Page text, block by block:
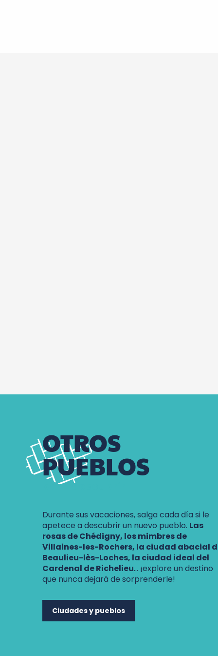
OTROS
PUEBLOS
para descubrir
Durante sus vacaciones, salga cada día si le
apetece a descubrir un nuevo pueblo. Las
rosas de Chédigny, los mimbres de
Villaines-les-Rochers, la ciudad abacial
Beaulieu-lès-Loches, la ciudad ideal del
Cardenal de Richelieu… ¡explore un destino
que nunca dejará de sorprenderle!
Ciudades y pueblos